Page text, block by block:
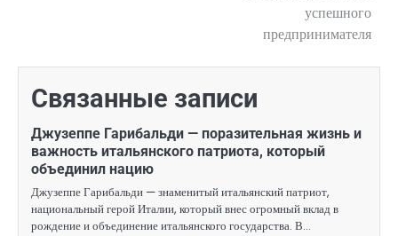
успешного
предпринимателя
Связанные записи
Джузеппе Гарибальди — поразительная жизнь и
важность итальянского патриота, который
объединил нацию
Джузеппе Гарибальди — знаменитый итальянский патриот,
национальный герой Италии, который внес огромный вклад в
рождение и объединение итальянского государства. В…